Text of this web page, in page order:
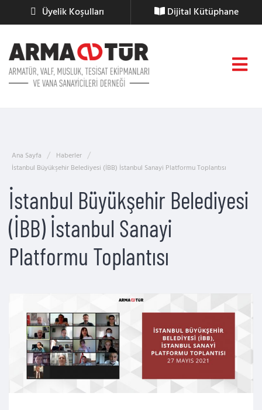
Üyelik Koşulları Dijital Kütüphane
Ana Sayfa
Haberler
İstanbul Büyükşehir Belediyesi (İBB) İstanbul Sanayi Platformu Toplantısı
İstanbul Büyükşehir Belediyesi
(İBB) İstanbul Sanayi
Platformu Toplantısı